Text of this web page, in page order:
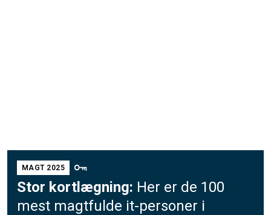
MAGT 2025
Stor kortlægning: Her er de 100
mest magtfulde it-personer i